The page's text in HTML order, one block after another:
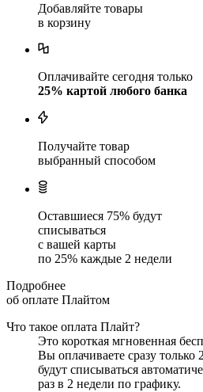
Добавляйте товары
в корзину
Оплачивайте сегодня только
25% картой любого банка
Получайте товар
выбранный способом
Оставшиеся 75% будут
списываться
с вашей карты
по 25% каждые 2 недели
Подробнее
об оплате Плайтом
Что такое оплата Плайт?
Это короткая мгновенная
Вы оплачиваете сразу только
будут списываться
раз в 2 недели по графику.